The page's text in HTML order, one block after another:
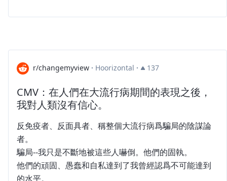
r/changemyview · Hoorizontal · 137
CMV：在人們在大流行病期間的表現之後，
我對人類沒有信心。
反免疫者、反面具者、稱整個大流行病爲騙局的陰謀論
者。
騙局--我只是不斷地被這些人嚇倒。他們的固執。
他們的頑固、愚蠢和自私達到了我曾經認爲不可能達到
的水平。